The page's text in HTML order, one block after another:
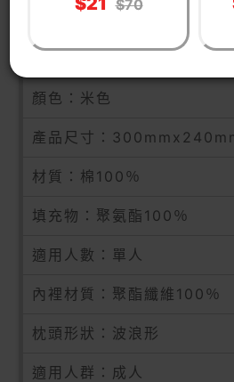
顏色：米色
產品尺寸：
材質：棉100％
填充物：聚氨酯100％
適用人數：單人
內裡材質：聚酯纖維100％
枕頭形狀：波浪形
適用人群：成人
$70